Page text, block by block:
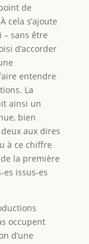
de
cela s’ajoute
– sans être
d’accorder
entendre
La
ainsi un
bien
aux dires
à ce chiffre
la première
issus-es
occupent
d’une